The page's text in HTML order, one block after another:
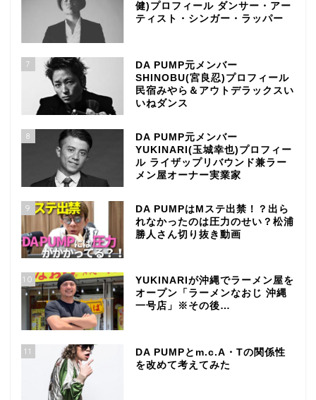
健)プロフィール ダンサー・アー
ティスト・シンガー・ラッパー
7
DA PUMP元メンバー
SHINOBU(宮良忍)プロフィール
民宿みやら＆アウトデラックスい
いねダンス
8
DA PUMP元メンバー
YUKINARI(玉城幸也)プロフィー
ル ライザップリバウンド兼ラー
メン屋オーナー実業家
9
DA PUMPはMステ出禁！？出ら
れなかったのは圧力のせい？松浦
勝人さん切り抜き動画
10
YUKINARIが沖縄でラーメン屋を
オープン「ラーメンなおじ 沖縄
一号店」※その後…
11
DA PUMPとm.c.A・Tの関係性
を改めて考えてみた